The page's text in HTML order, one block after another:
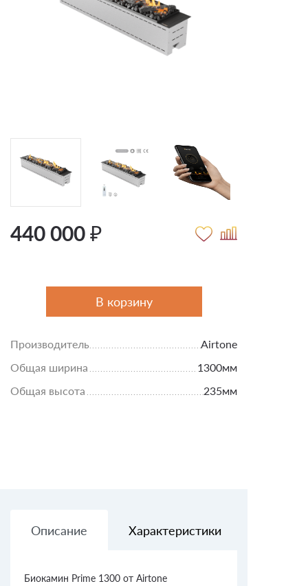
440 000 ₽
В корзину
Производитель
Airtone
Общая ширина
1300мм
Общая высота
235мм
Описание Характеристики
Биокамин Prime 1300 от Airtone